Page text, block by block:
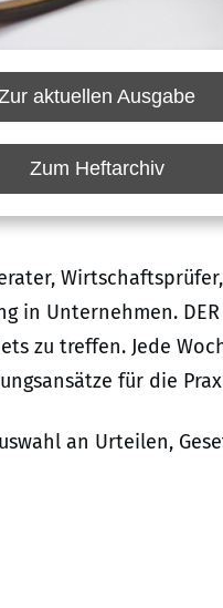
aktuellen Ausgabe
Zum Heftarchiv
in Unternehmen.
zu treffen. Jede
für die
an Urteilen,